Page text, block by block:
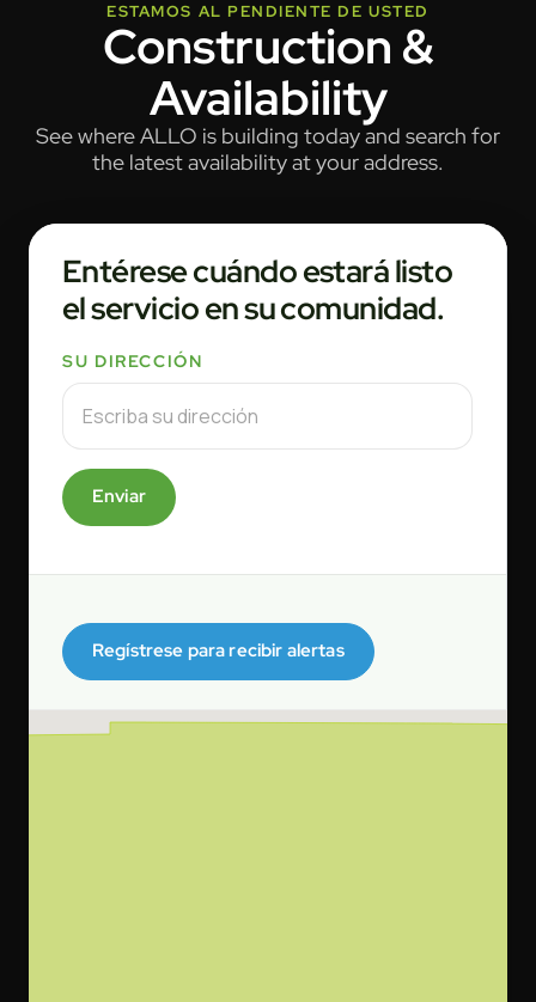
ESTAMOS AL PENDIENTE DE USTED
Construction &
Availability
See where ALLO is building today and search for
the latest availability at your address.
Entérese cuándo estará listo
el servicio en su comunidad.
SU DIRECCIÓN
Enviar
Regístrese para recibir alertas